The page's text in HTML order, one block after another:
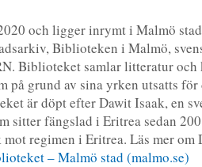
och ligger inrymt i Malmö
Biblioteken i Malmö,
Biblioteket samlar litteratur
på grund av sina yrken utsatts för
är döpt efter Dawit Isaak, en
sitter fängslad i Eritrea sedan
regimen i Eritrea. Läs mer om
– Malmö stad (malmo.se)